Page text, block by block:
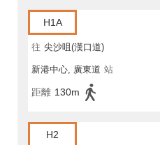
H1A
往 尖沙咀(漢口道)
新港中心, 廣東道 站
距離 130m
H2